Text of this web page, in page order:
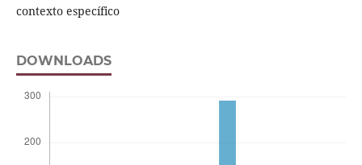
contexto específico
DOWNLOADS